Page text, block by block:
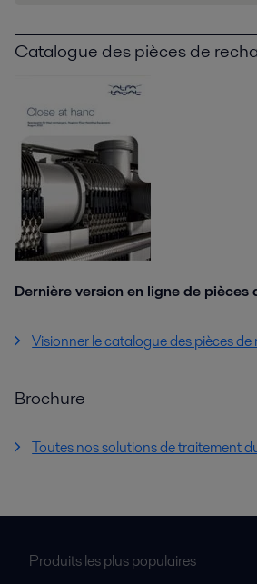
Catalogue des pièces de
Dernière version en ligne de pièces
Visionner le catalogue des pièces
Brochure
Toutes nos solutions de traitement
Produits les plus populaires